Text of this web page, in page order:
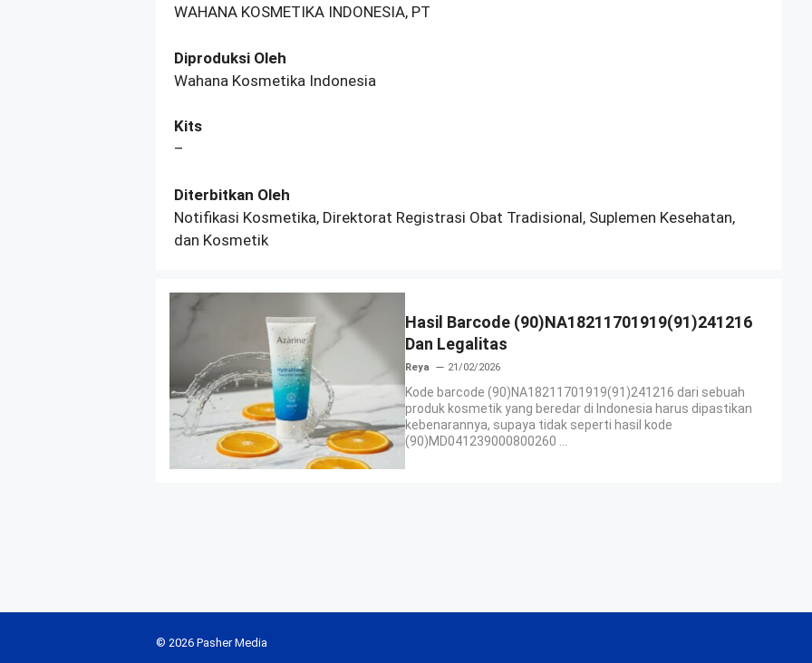
WAHANA KOSMETIKA INDONESIA, PT
Diproduksi Oleh
Wahana Kosmetika Indonesia
Kits
–
Diterbitkan Oleh
Notifikasi Kosmetika, Direktorat Registrasi Obat Tradisional, Suplemen Kesehatan,
dan Kosmetik
Hasil Barcode (90)NA18211701919(91)241216
Dan Legalitas
Reya 21/02/2026
Kode barcode (90)NA18211701919(91)241216 dari sebuah
produk kosmetik yang beredar di Indonesia harus dipastikan
kebenarannya, supaya tidak seperti hasil kode
(90)MD041239000800260 ...
© 2026 Pasher Media